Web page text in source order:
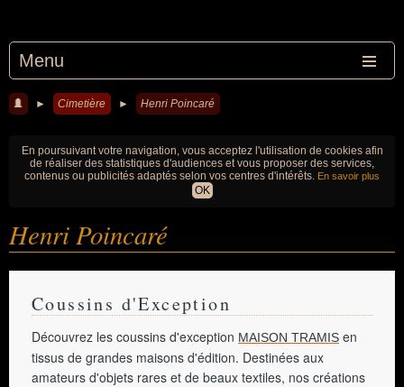
Menu
► Cimetière ► Henri Poincaré
En poursuivant votre navigation, vous acceptez l'utilisation de cookies afin
de réaliser des statistiques d'audiences et vous proposer des services,
contenus ou publicités adaptés selon vos centres d'intérêts. En savoir plus
OK
Henri Poincaré
Coussins d'Exception
Découvrez les coussins d'exception MAISON TRAMIS en
tissus de grandes maisons d'édition. Destinées aux
amateurs d'objets rares et de beaux textiles, nos créations